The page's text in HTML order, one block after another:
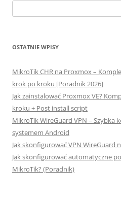
OSTATNIE WPISY
MikroTik CHR na Proxmox –
krok po kroku [Poradnik 2026]
Jak zainstalować Proxmox VE?
kroku + Post install script
MikroTik WireGuard VPN – Szybka
systemem Android
Jak skonfigurować VPN WireGuard
Jak skonfigurować automatyczne
MikroTik? (Poradnik)